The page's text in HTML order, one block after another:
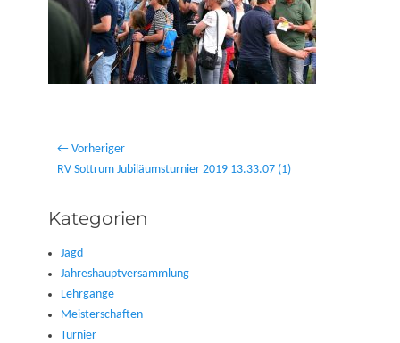
Beitragsnavigation
← Vorheriger
Vorheriger
RV Sottrum Jubiläumsturnier 2019 13.33.07 (1)
Kategorien
Jagd
Jahreshauptversammlung
Lehrgänge
Meisterschaften
Turnier